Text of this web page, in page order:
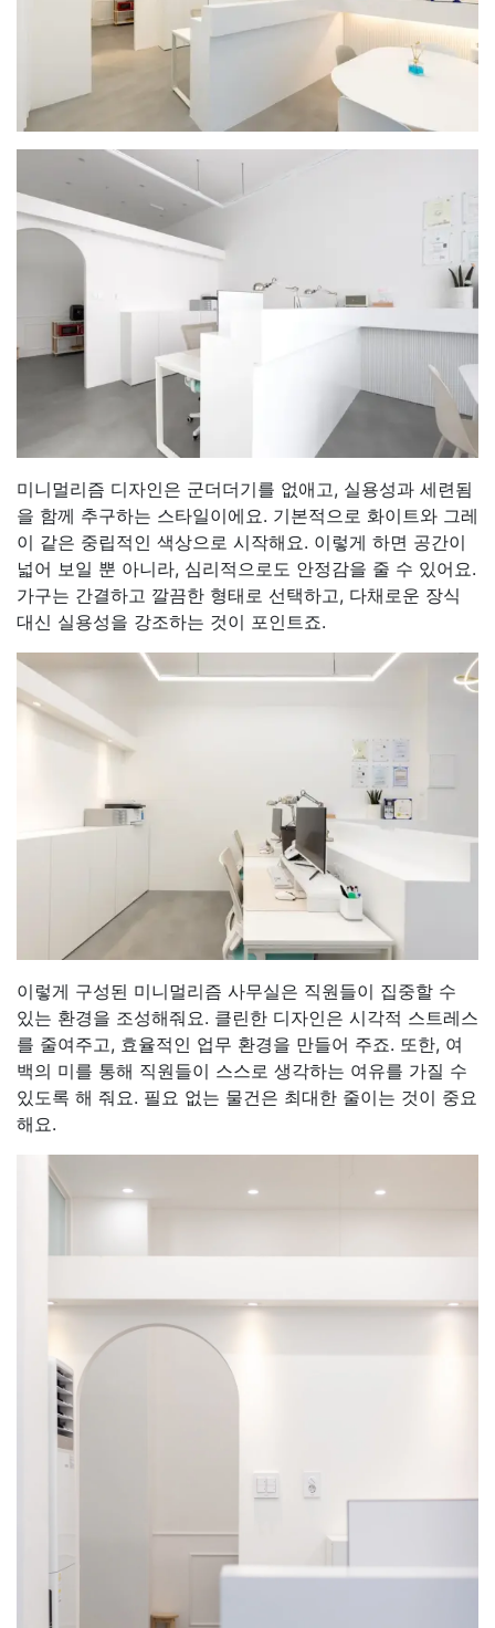
미니멀리즘 디자인은 군더더기를 없애고, 실용성과 세련됨
을 함께 추구하는 스타일이에요. 기본적으로 화이트와 그레
이 같은 중립적인 색상으로 시작해요. 이렇게 하면 공간이
넓어 보일 뿐 아니라, 심리적으로도 안정감을 줄 수 있어요.
가구는 간결하고 깔끔한 형태로 선택하고, 다채로운 장식
대신 실용성을 강조하는 것이 포인트죠.
이렇게 구성된 미니멀리즘 사무실은 직원들이 집중할 수
있는 환경을 조성해줘요. 클린한 디자인은 시각적 스트레스
를 줄여주고, 효율적인 업무 환경을 만들어 주죠. 또한, 여
백의 미를 통해 직원들이 스스로 생각하는 여유를 가질 수
있도록 해 줘요. 필요 없는 물건은 최대한 줄이는 것이 중요
해요.